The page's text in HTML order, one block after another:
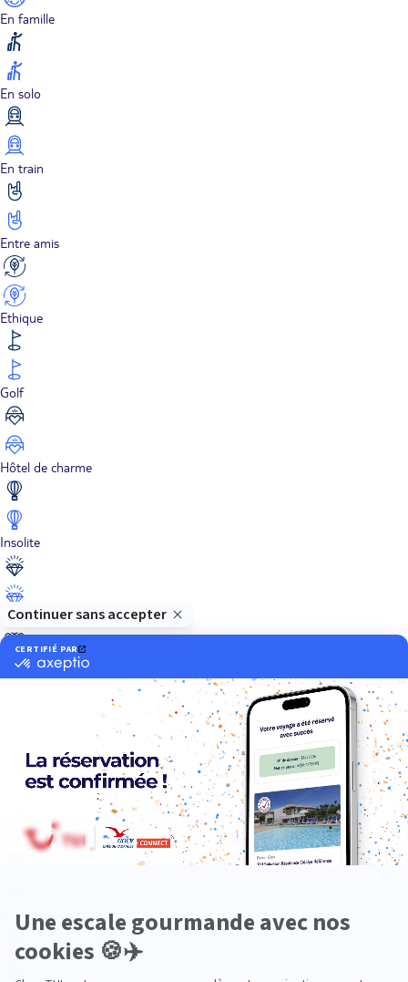
En famille
En solo
En train
Entre amis
Ethique
Golf
Hôtel de charme
Insolite
Luxe
Neige
Plongée
Premium